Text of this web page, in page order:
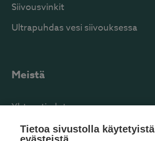
Siivousvinkit
Ultrapuhdas vesi siivouksessa
Meistä
Yhteystiedot
Facebook
Tietoa sivustolla käytetyistä